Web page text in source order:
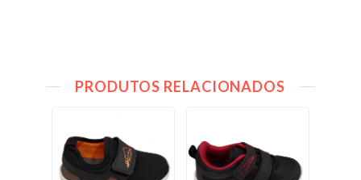
PRODUTOS RELACIONADOS